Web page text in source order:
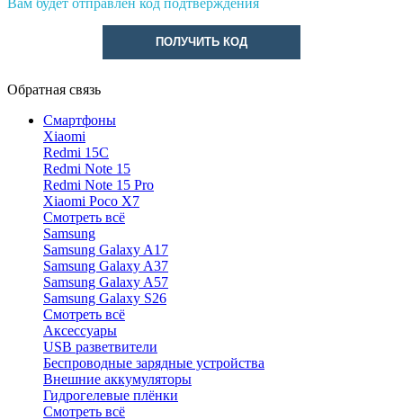
Вам будет отправлен код подтверждения
ПОЛУЧИТЬ КОД
Обратная связь
Смартфоны
Xiaomi
Redmi 15C
Redmi Note 15
Redmi Note 15 Pro
Xiaomi Poco X7
Смотреть всё
Samsung
Samsung Galaxy A17
Samsung Galaxy A37
Samsung Galaxy A57
Samsung Galaxy S26
Смотреть всё
Аксессуары
USB разветвители
Беспроводные зарядные устройства
Внешние аккумуляторы
Гидрогелевые плёнки
Смотреть всё